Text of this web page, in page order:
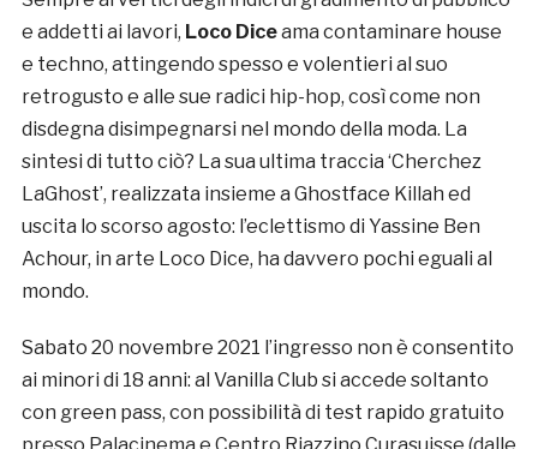
e addetti ai lavori, Loco Diceama contaminare house
e techno, attingendo spesso e volentieri al suo
retrogusto e alle sue radici hip-hop, così come non
disdegna disimpegnarsi nel mondo della moda. La
sintesi di tutto ciò? La sua ultima traccia ‘Cherchez
LaGhost’, realizzata insieme a Ghostface Killah ed
uscita lo scorso agosto: l’eclettismo di Yassine Ben
Achour, in arte Loco Dice, ha davvero pochi eguali al
mondo.
Sabato 20 novembre 2021 l’ingresso non è consentito
ai minori di 18 anni: al Vanilla Club si accede soltanto
con green pass, con possibilità di test rapido gratuito